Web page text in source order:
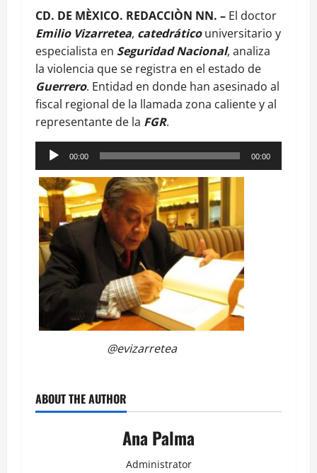
CD. DE MÈXICO. REDACCIÒN NN. – El doctor
Emilio Vizarretea, catedráticouniversitario y
especialista en Seguridad Nacional, analiza
la violencia que se registra en el estado de
Guerrero. Entidad en donde han asesinado al
fiscal regional de la llamada zona caliente y al
representante de la FGR.
Reproductor
de
audio
00:00 00:00
@evizarretea
ABOUT THE AUTHOR
Ana Palma
Administrator